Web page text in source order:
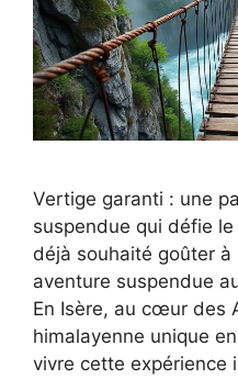
Vertige garanti : une
suspendue qui défie
déjà souhaité goûter à
aventure suspendue
En Isère, au cœur des
himalayenne unique
vivre cette expérience